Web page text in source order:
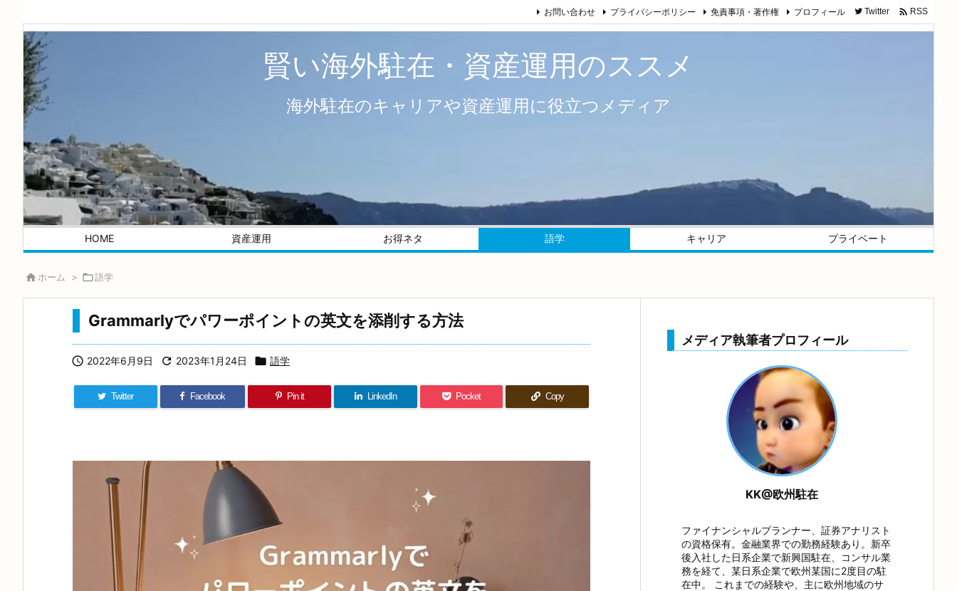
賢い海外駐在・資産運用のススメ
海外駐在のキャリアや資産運用に役立つメディア
HOME 資産運用 お得ネタ 語学 キャリア プライベート
お問い合わせ プライバシーポリシー 免責事項・著作権 プロフィール Twitter  RSS
 ホーム > 語学
Grammarlyでパワーポイントの英文を添削する方法
 2022年6月9日  2023年1月24日  語学
Twitter Facebook Pin it LinkedIn Pocket Copy
メディア執筆者プロフィール
KK@欧州駐在
ファイナンシャルプランナー、証券アナリスト
の資格保有。金融業界での勤務経験あり。新卒
後入社した日系企業で新興国駐在、コンサル業
務を経て、某日系企業で欧州某国に2度目の駐
在中。 これまでの経験や、主に欧州地域のサ